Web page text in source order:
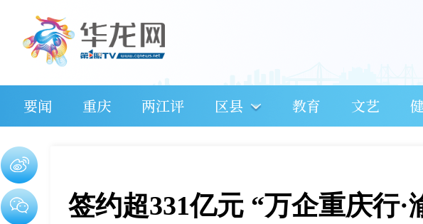
要闻 重庆 两江评 区县 教育 文艺
签约超331亿元 “万企重庆行